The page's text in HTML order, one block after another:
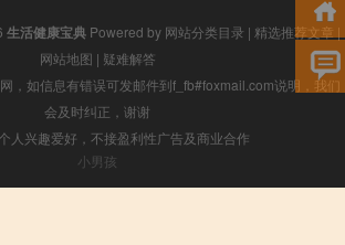
生活健康宝典Powered by 网站分类目录 | 精选推荐文章 |
网站地图 | 疑难解答
，如信息有错误可发邮件到f_fb#foxmail.com说明，我们
会及时纠正，谢谢
人兴趣爱好，不接盈利性广告及商业合作
小男孩